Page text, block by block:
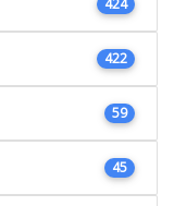
422
59
45